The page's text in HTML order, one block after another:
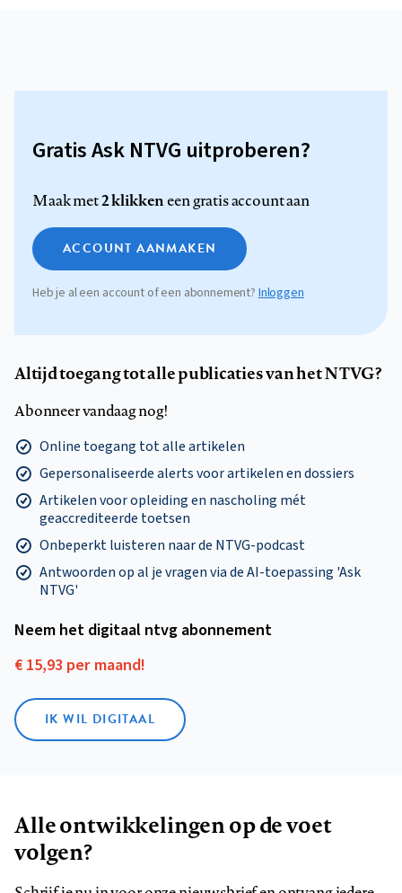
Gratis Ask NTVG uitproberen?
Maak met2 klikkeneen gratis account aan
ACCOUNT AANMAKEN
Heb je al een account of een abonnement?Inloggen
Altijd toegang tot alle publicaties van het NTVG?
Abonneer vandaag nog!
Online toegang tot alle artikelen
Gepersonaliseerde alerts voor artikelen en dossiers
Artikelen voor opleiding en nascholing mét
geaccrediteerde toetsen
Onbeperkt luisteren naar de NTVG-podcast
Antwoorden op al je vragen via de AI-toepassing 'Ask
NTVG'
Neem het digitaal ntvg abonnement
€ 15,93 per maand!
IK WIL DIGITAAL
Alle ontwikkelingen op de voet
volgen?